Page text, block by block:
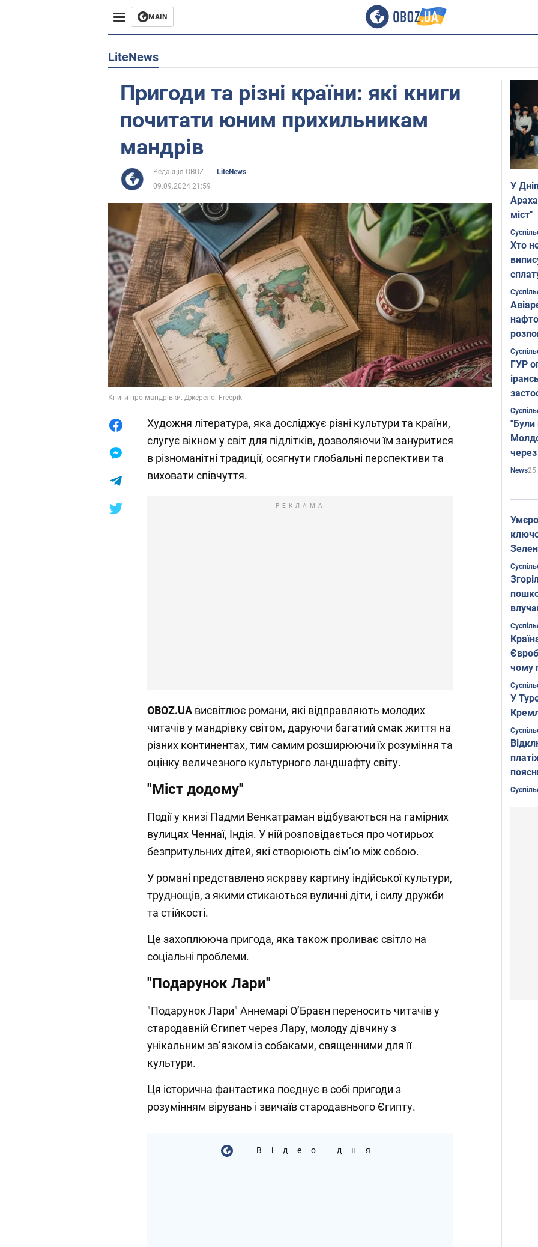
MAIN
Європа
Життя
LiteNews
Пригоди та різні країни: які книги
почитати юним прихильникам
мандрів
Редакція OBOZ
LiteNews
09.09.2024 21:59
Книги про мандрівки. Джерело: Freepik
Художня література, яка досліджує різні культури та країни,
слугує вікном у світ для підлітків, дозволяючи їм зануритися
в різноманітні традиції, осягнути глобальні перспективи та
виховати співчуття.
РЕКЛАМА
OBOZ.UA висвітлює романи, які відправляють молодих
читачів у мандрівку світом, даруючи багатий смак життя на
різних континентах, тим самим розширюючи їх розуміння та
оцінку величезного культурного ландшафту світу.
"Міст додому"
Події у книзі Падми Венкатраман відбуваються на гамірних
вулицях Ченнаї, Індія. У ній розповідається про чотирьох
безпритульних дітей, які створюють сім’ю між собою.
У романі представлено яскраву картину індійської культури,
труднощів, з якими стикаються вуличні діти, і силу дружби
та стійкості.
Це захоплююча пригода, яка також проливає світло на
соціальні проблеми.
"Подарунок Лари"
"Подарунок Лари" Аннемарі О’Браєн переносить читачів у
стародавній Єгипет через Лару, молоду дівчину з
унікальним зв’язком із собаками, священними для її
культури.
Ця історична фантастика поєднує в собі пригоди з
розумінням вірувань і звичаїв стародавнього Єгипту.
Відео дня
У
міст"
Хто
ГУР
"Були
News
Фото
чому
У